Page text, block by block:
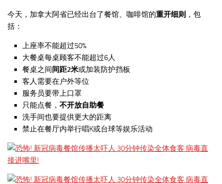
今天，加拿大阿省已经出台了餐馆、咖啡馆的重开细则 ，包
括：
上座率不能超过50%
大餐桌每桌顾客不能超过6人
餐桌之间间距2米或加装防护挡板
客人需要在户外等位
服务员要带上口罩
只能点餐， 不开放自助餐
洗手间也要提供更大的距离
禁止在餐厅内举行唱K或台球等娱乐活动